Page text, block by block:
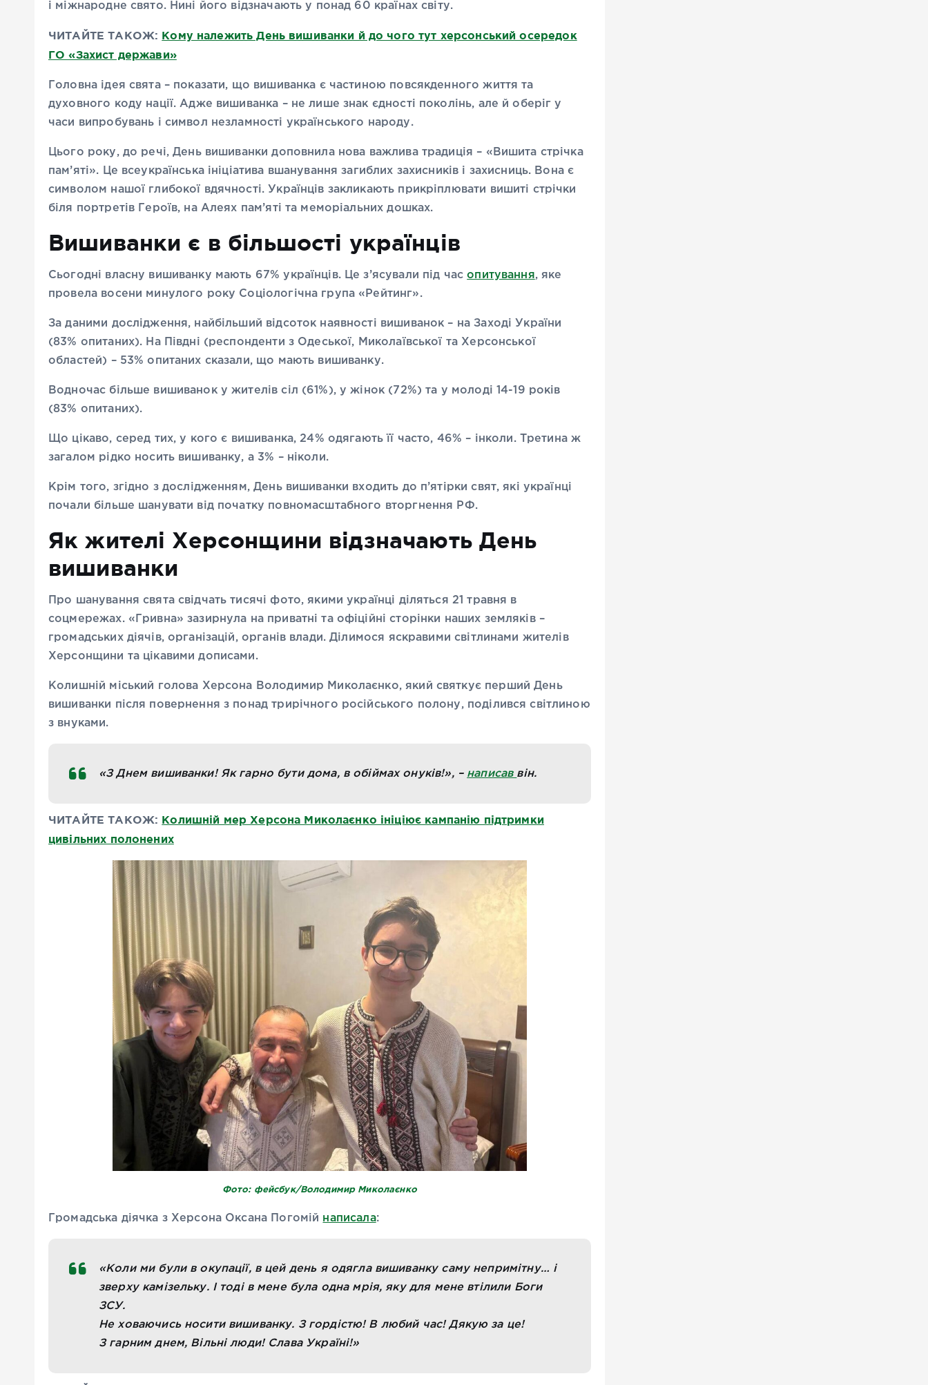
і міжнародне свято. Нині його відзначають у понад 60 країнах світу.
ЧИТАЙТЕ ТАКОЖ: Кому належить День вишиванки й до чого тут херсонський осередок
ГО «Захист держави»
Головна ідея свята – показати, що вишиванка є частиною повсякденного життя та
духовного коду нації. Адже вишиванка – не лише знак єдності поколінь, але й оберіг у
часи випробувань і символ незламності українського народу.
Цього року, до речі, День вишиванки доповнила нова важлива традиція – «Вишита стрічка
пам’яті». Це всеукраїнська ініціатива вшанування загиблих захисників і захисниць. Вона є
символом нашої глибокої вдячності. Українців закликають прикріплювати вишиті стрічки
біля портретів Героїв, на Алеях пам’яті та меморіальних дошках.
Вишиванки є в більшості українців
Сьогодні власну вишиванку мають 67% українців. Це з’ясували під часопитування, яке
провела восени минулого року Соціологічна група «Рейтинг».
За даними дослідження, найбільший відсоток наявності вишиванок – на Заході України
(83% опитаних). На Півдні (респонденти з Одеської, Миколаївської та Херсонської
областей) – 53% опитаних сказали, що мають вишиванку.
Водночас більше вишиванок у жителів сіл (61%), у жінок (72%) та у молоді 14-19 років
(83% опитаних).
Що цікаво, серед тих, у кого є вишиванка, 24% одягають її часто, 46% – інколи. Третина ж
загалом рідко носить вишиванку, а 3% – ніколи.
Крім того, згідно з дослідженням, День вишиванки входить до п’ятірки свят, які українці
почали більше шанувати від початку повномасштабного вторгнення РФ.
Як жителі Херсонщини відзначають День
вишиванки
Про шанування свята свідчать тисячі фото, якими українці діляться 21 травня в
соцмережах. «Гривна» зазирнула на приватні та офіційні сторінки наших земляків –
громадських діячів, організацій, органів влади. Ділимося яскравими світлинами жителів
Херсонщини та цікавими дописами.
Колишній міський голова Херсона Володимир Миколаєнко, який святкує перший День
вишиванки після повернення з понад трирічного російського полону, поділився світлиною
з внуками.
«З Днем вишиванки! Як гарно бути дома, в обіймах онуків!», – написав він.
ЧИТАЙТЕ ТАКОЖ: Колишній мер Херсона Миколаєнко ініціює кампанію підтримки
цивільних полонених
Фото: фейсбук/Володимир Миколаєнко
Громадська діячка з Херсона Оксана Погомій написала:
«Коли ми були в окупації, в цей день я одягла вишиванку саму непримітну… і
зверху камізельку. І тоді в мене була одна мрія, яку для мене втілили Боги
ЗСУ.
Не ховаючись носити вишиванку. З гордістю! В любий час! Дякую за це!
З гарним днем, Вільні люди! Слава Україні!»